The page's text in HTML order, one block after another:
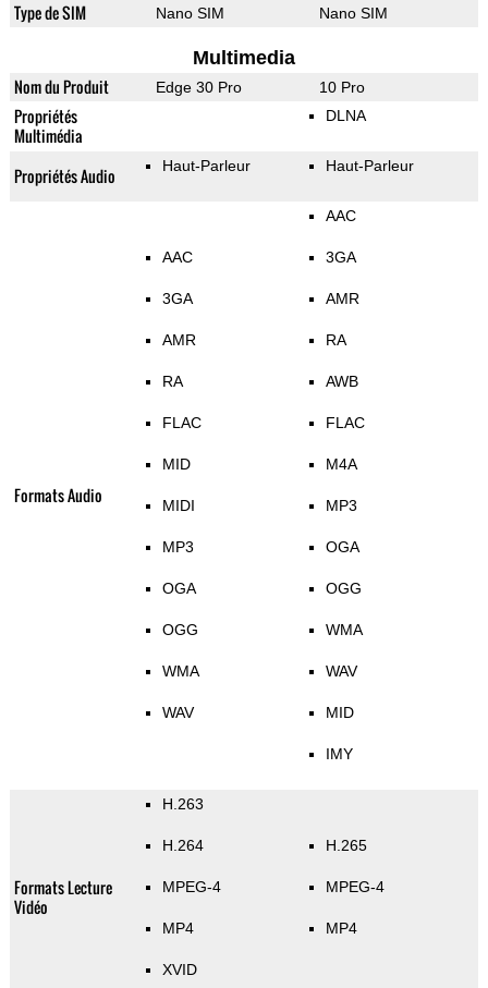
Type de SIM Nano SIM Nano SIM
Multimedia
Nom du Produit Edge 30 Pro 10 Pro
Propriétés
Multimédia
DLNA
Propriétés Audio Haut-Parleur Haut-Parleur
Formats Audio
AAC
3GA
AMR
RA
FLAC
MID
MIDI
MP3
OGA
OGG
WMA
WAV
AAC
3GA
AMR
RA
AWB
FLAC
M4A
MP3
OGA
OGG
WMA
WAV
MID
IMY
Formats Lecture
Vidéo
H.263
H.264
MPEG-4
MP4
XVID
H.265
MPEG-4
MP4